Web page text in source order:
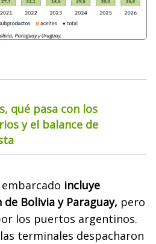
qué pasa con los
y el balance de
incluye
Bolivia y Paraguay, pero
los puertos argentinos.
terminales despacharon